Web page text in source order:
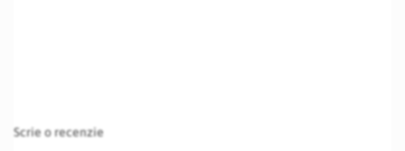
Scrie o recenzie